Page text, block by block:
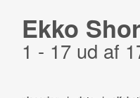
Ekko
1 - 17 ud af